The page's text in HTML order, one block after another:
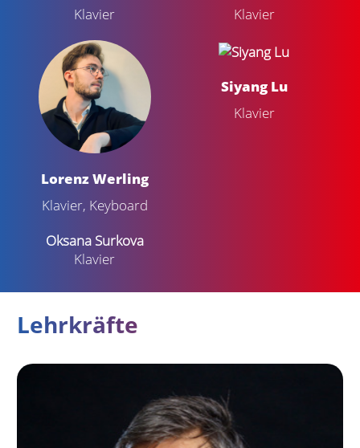
Klavier
Klavier
Lorenz Werling
Klavier, Keyboard
Siyang Lu
Klavier
Oksana Surkova
Klavier
Lehrkräfte